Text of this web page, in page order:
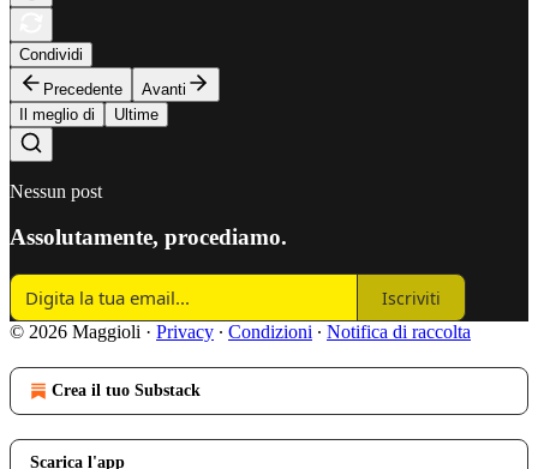
Condividi
Precedente
Avanti
Il meglio di
Ultime
Nessun post
Assolutamente, procediamo.
Iscriviti
© 2026 Maggioli · Privacy ∙ Condizioni ∙ Notifica di raccolta
Crea il tuo Substack
Scarica l'app